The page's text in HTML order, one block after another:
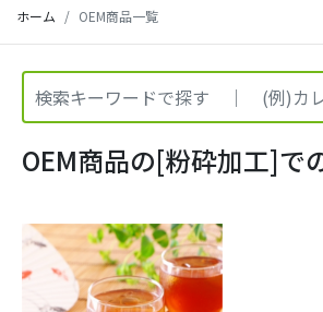
ホーム OEM商品一覧
OEM商品の[粉砕加工]で